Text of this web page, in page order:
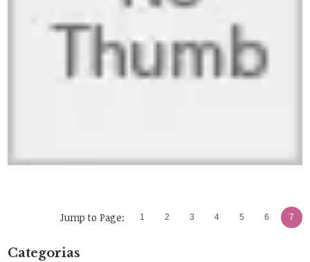
1 2 3 4 5 6 7
Jump to Page:
Categorias